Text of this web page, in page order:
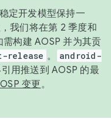
定开发模型保持一
我们将在第 2 季度和
构建 AOSP 并为其贡
release 。
android-
用推送到 AOSP 的最
变更。